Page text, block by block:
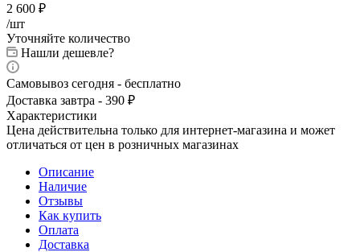
2 600 ₽
/шт
Уточняйте количество
Нашли дешевле?
Самовывоз сегодня - бесплатно
Доставка завтра - 390 ₽
Характеристики
Цена действительна только для интернет-магазина и может
отличаться от цен в розничных магазинах
Описание
Наличие
Отзывы
Как купить
Оплата
Доставка